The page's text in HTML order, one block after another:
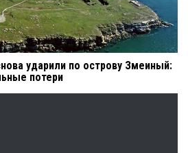
ударили по острову Змеиный:
потери